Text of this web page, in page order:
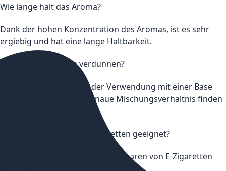
Wie lange hält das Aroma?
Dank der hohen Konzentration des Aromas, ist es sehr
ergiebig und hat eine lange Haltbarkeit.
Muss ich das Aroma verdünnen?
Ja, das Aroma muss vor der Verwendung mit einer Base
verdünnt werden. Die genaue Mischungsverhältnis finden
Ist das Aroma für alle E-Zigaretten geeignet?
Ja, das Aroma ist für alle nachfüllbaren von E-Zigaretten